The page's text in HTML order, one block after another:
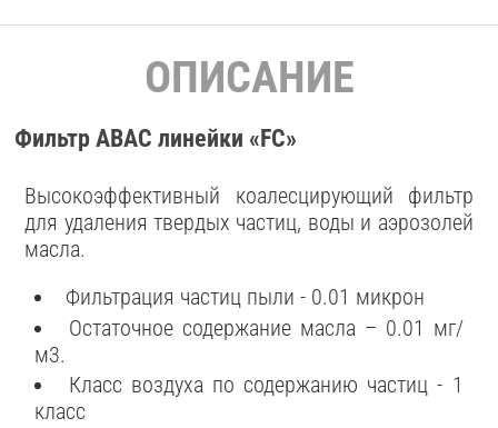
ОПИСАНИЕ
Фильтр ABAC линейки «FC»
Высокоэффективный коалесцирующий фильтр
для удаления твердых частиц, воды и аэрозолей
масла.
Фильтрация частиц пыли - 0.01 микрон
Остаточное содержание масла – 0.01 мг/
м3.
Класс воздуха по содержанию частиц - 1
класс